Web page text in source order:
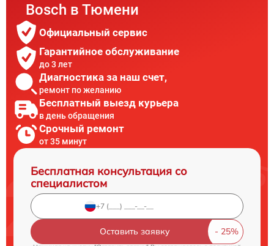
Bosch в Тюмени
Официальный сервис
Гарантийное обслуживание
до 3 лет
Диагностика за наш счет,
ремонт по желанию
Бесплатный выезд курьера
в день обращения
Срочный ремонт
от 35 минут
Бесплатная консультация со
специалистом
Оставить заявку